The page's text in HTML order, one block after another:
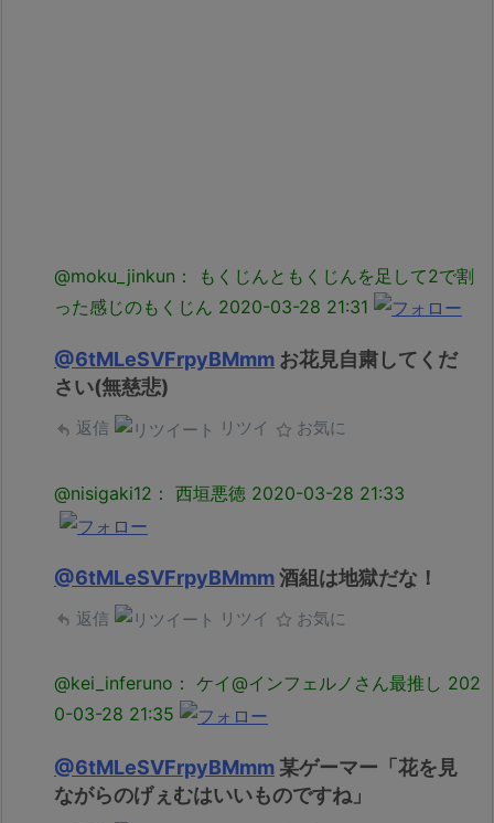
@moku_jinkun： もくじんともくじんを足して2で割
った感じのもくじん 2020-03-28 21:31
@6tMLeSVFrpyBMmm お花見自粛してくだ
さい(無慈悲)
返信 リツイ お気に
@nisigaki12： 西垣悪徳 2020-03-28 21:33
@6tMLeSVFrpyBMmm酒組は地獄だな！
返信 リツイ お気に
@kei_inferuno： ケイ@インフェルノさん最推し 202
0-03-28 21:35
@6tMLeSVFrpyBMmm 某ゲーマー「花を見
ながらのげぇむはいいものですね」